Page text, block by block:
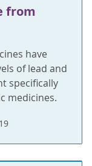
from
have
of lead and
specifically
medicines.